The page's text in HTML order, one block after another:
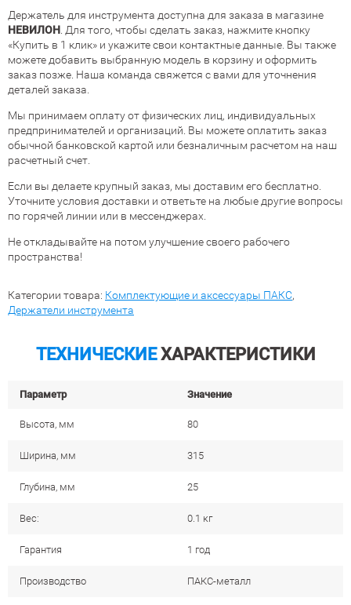
Держатель для инструмента доступна для заказа в магазине
НЕВИЛОН . Для того, чтобы сделать заказ, нажмите кнопку
«Купить в 1 клик» и укажите свои контактные данные. Вы также
можете добавить выбранную модель в корзину и оформить
заказ позже. Наша команда свяжется с вами для уточнения
деталей заказа.
Мы принимаем оплату от физических лиц, индивидуальных
предпринимателей и организаций. Вы можете оплатить заказ
обычной банковской картой или безналичным расчетом на наш
расчетный счет.
Если вы делаете крупный заказ, мы доставим его бесплатно.
Уточните условия доставки и ответьте на любые другие вопросы
по горячей линии или в мессенджерах.
Не откладывайте на потом улучшение своего рабочего
пространства!
Категории товара: Комплектующие и аксессуары ПАКС,
Держатели инструмента
ТЕХНИЧЕСКИЕХАРАКТЕРИСТИКИ
Параметр Значение
Высота, мм 80
Ширина, мм 315
Глубина, мм 25
Вес: 0.1 кг
Гарантия 1 год
Производство ПАКС-металл